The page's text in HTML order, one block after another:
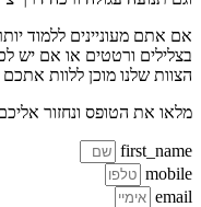
אם אתם מעוניינים ללמוד
בצלילים ורטטים או אם יש
הצוות שלנו מוכן ללוות
מלאו את הטופס ונחזור
first_name
mobile
email